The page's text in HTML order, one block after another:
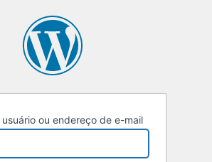
ou endereço de e-mail